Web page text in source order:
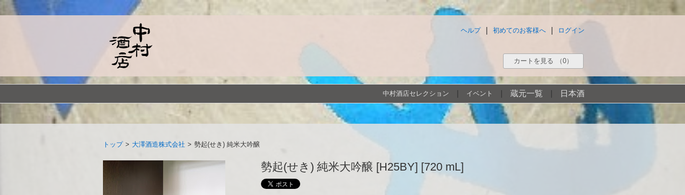
ログイン
初めてのお客様へ
ヘルプ
カートを見る （0）
中村酒店セレクション イベント 蔵元一覧 日本酒
トップ > 大澤酒造株式会社 > 勢起(せき) 純米大吟醸
勢起(せき) 純米大吟醸 [H25BY] [720 mL]